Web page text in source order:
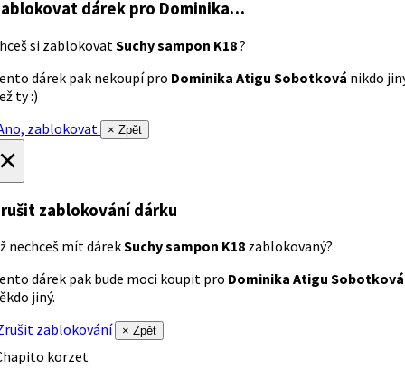
dárek pro Dominika…
si zablokovatSuchy sampon K18?
dárek pak nekoupí pro Dominika Atigu Sobotková nikdo
ty :)
zablokovat
× Zpět
zablokování dárku
nechceš mít dárekSuchy sampon K18 zablokovaný?
dárek pak bude moci koupit pro Dominika Atigu Sobotková
jiný.
zablokování
× Zpět